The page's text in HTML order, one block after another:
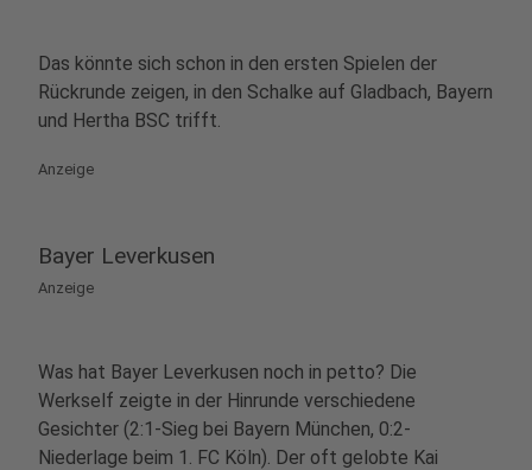
Das könnte sich schon in den ersten Spielen der
Rückrunde zeigen, in den Schalke auf Gladbach, Bayern
und Hertha BSC trifft.
Anzeige
Bayer Leverkusen
Anzeige
Was hat Bayer Leverkusen noch in petto? Die
Werkself zeigte in der Hinrunde verschiedene
Gesichter (2:1-Sieg bei Bayern München, 0:2-
Niederlage beim 1. FC Köln). Der oft gelobte Kai